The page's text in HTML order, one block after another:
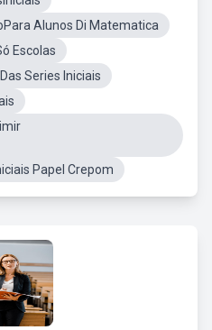
Alunos Di Matematica
Escolas
Series Iniciais
Papel Crepom